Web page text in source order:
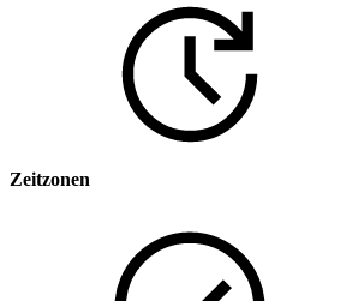
Zeitzonen